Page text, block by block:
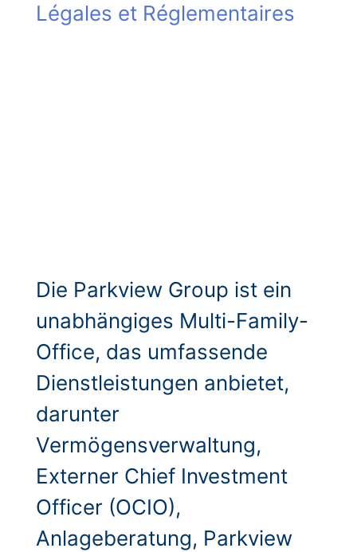
Légales et Réglementaires
Die Parkview Group ist ein
unabhängiges Multi-Family-
Office, das umfassende
Dienstleistungen anbietet,
darunter
Vermögensverwaltung,
Externer Chief Investment
Officer (OCIO),
Anlageberatung, Parkview